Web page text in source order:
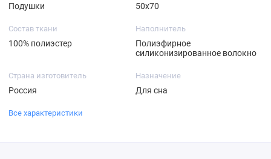
Подушки 50х70
Состав ткани
100% полиэстер
Наполнитель
Полиэфирное
силиконизированное волокно
Страна изготовитель
Россия
Назначение
Для сна
Все характеристики